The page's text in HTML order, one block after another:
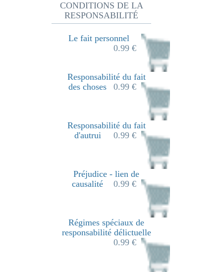
CONDITIONS DE LA
RESPONSABILITÉ
Le fait personnel
0.99 €
Responsabilité du fait
des choses
0.99 €
Responsabilité du fait
d'autrui
0.99 €
Préjudice - lien de
causalité
0.99 €
Régimes spéciaux de
responsabilité délictuelle
0.99 €